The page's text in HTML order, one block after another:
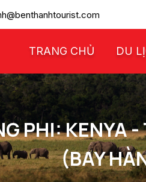
TRANG CHỦ DU
PHI: KENYA
(BAY